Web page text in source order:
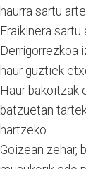
haurra sartu
Eraikinera
Derrigorrezkoa
haur guztiek
Haur bakoitzak
batzuetan
hartzeko.
Goizean zehar,